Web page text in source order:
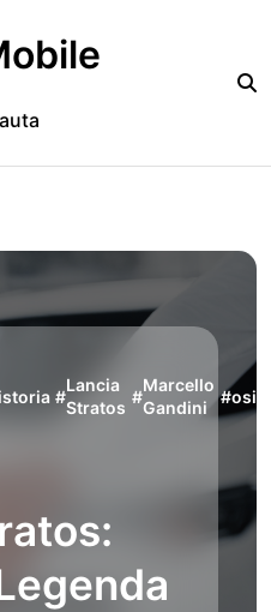
#
Lancia
Stratos
#
Marcello
Gandini
#